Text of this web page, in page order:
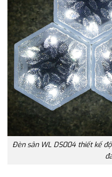
Đèn sân WL DS004 thiết kế